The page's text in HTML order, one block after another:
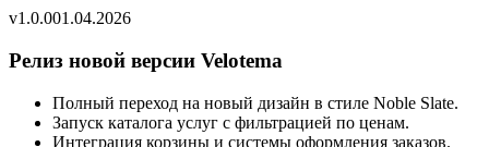
v1.0.001.04.2026
Релиз новой версии Velotema
Полный переход на новый дизайн в стиле Noble Slate.
Запуск каталога услуг с фильтрацией по ценам.
Интеграция корзины и системы оформления заказов.